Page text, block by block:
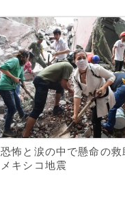
恐怖と涙の中で懸命の救
メキシコ地震